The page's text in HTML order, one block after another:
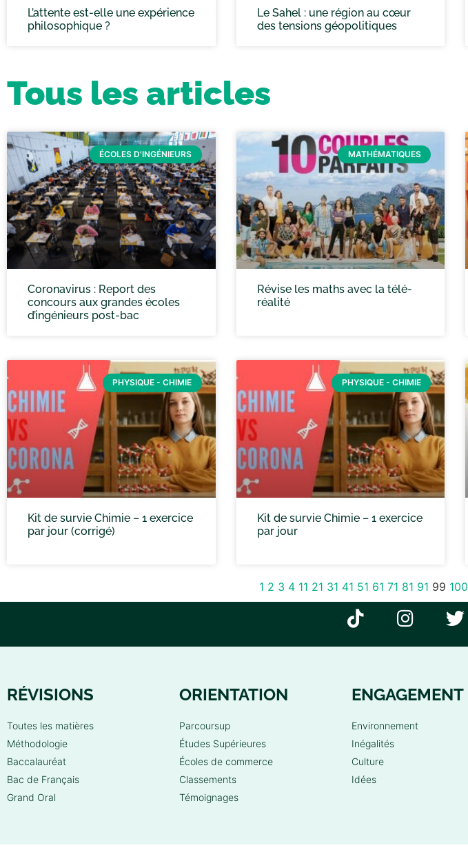
L’attente est-elle une expérience
philosophique ?
Le Sahel : une région au cœur
des tensions géopolitiques
Tous les articles
ÉCOLES D'INGÉNIEURS
Coronavirus : Report des
concours aux grandes écoles
d’ingénieurs post-bac
MATHÉMATIQUES
Révise les maths avec la télé-
réalité
PHYSIQUE - CHIMIE
Kit de survie Chimie – 1 exercice
par jour (corrigé)
PHYSIQUE - CHIMIE
Kit de survie Chimie – 1 exercice
par jour
1 2 3 4 11 21 31 41 51 61 71 81 91 99 100
RÉVISIONS
Toutes les matières
Méthodologie
Baccalauréat
Bac de Français
Grand Oral
ORIENTATION
Parcoursup
Études Supérieures
Écoles de commerce
Classements
Témoignages
ENGAGEMENT
Environnement
Inégalités
Culture
Idées